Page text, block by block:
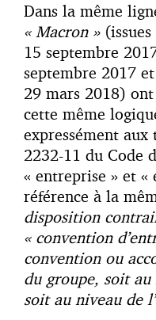
Dans la même
« Macron »(issues
15 septembre
septembre 2017
29 mars 2018)
cette même
expressément aux
2232-11 du Code
« entreprise » et «
référence à la
disposition
« convention
convention ou
du groupe, soit au
soit au niveau de